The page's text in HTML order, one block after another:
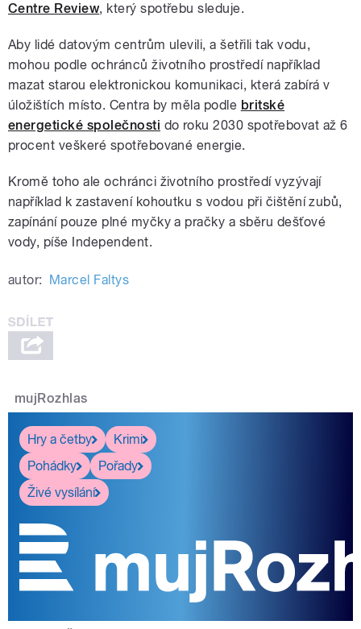
Centre Review, který spotřebu sleduje.
Aby lidé datovým centrům ulevili, a šetřili tak vodu,
mohou podle ochránců životního prostředí například
mazat starou elektronickou komunikaci, která zabírá v
úložištích místo. Centra by měla podle britské
energetické společnosti do roku 2030 spotřebovat až 6
procent veškeré spotřebované energie.
Kromě toho ale ochránci životního prostředí vyzývají
například k zastavení kohoutku s vodou při čištění zubů,
zapínání pouze plné myčky a pračky a sběru dešťové
vody, píše Independent.
autor: Marcel Faltys
mujRozhlas
Hry a četby
Krimi
Pohádky
Pořady
Živé vysílání